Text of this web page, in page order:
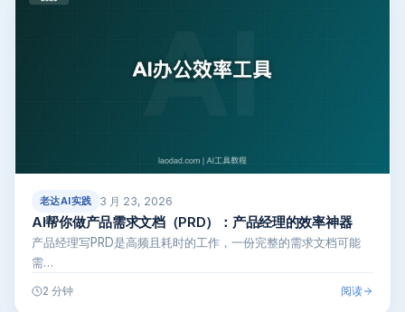
老达AI实践 3 月 23, 2026
AI帮你做产品需求文档（PRD）：产品经理的效率神器
产品经理写PRD是高频且耗时的工作，一份完整的需求文档可能
需…
2 分钟 阅读